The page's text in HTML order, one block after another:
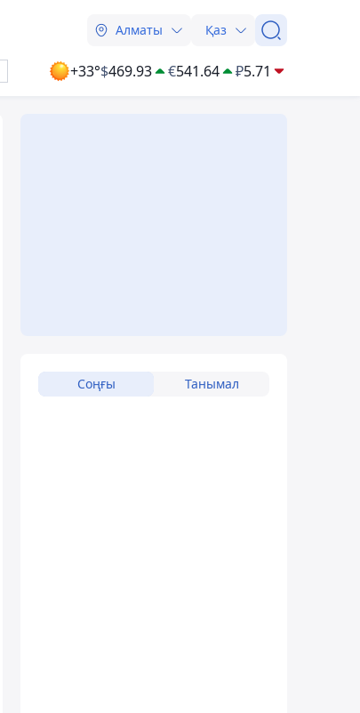
Алматы Қаз
+33°$469.93 €541.64 ₽5.71
Соңғы Танымал